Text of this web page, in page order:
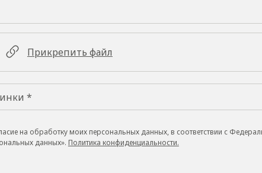
Прикрепить файл
на обработку моих персональных данных, в соответствии с
данных». Политика конфиденциальности.